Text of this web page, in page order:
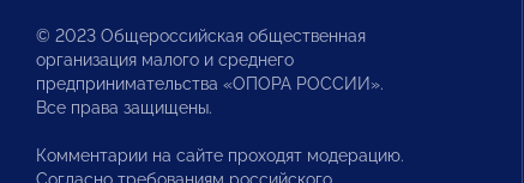
© 2023 Общероссийская общественная
организация малого и среднего
предпринимательства «ОПОРА РОССИИ».
Все права защищены.
Комментарии на сайте проходят модерацию.